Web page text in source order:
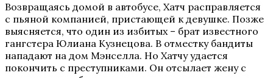
Возвращаясь домой в автобусе, Хатч расправляется
с пьяной компанией, пристающей к девушке. Позже
выясняется, что один из избитых – брат известного
гангстера Юлиана Кузнецова. В отместку бандиты
нападают на дом Мэнселла. Но Хатчу удается
покончить с преступниками. Он отсылает жену с